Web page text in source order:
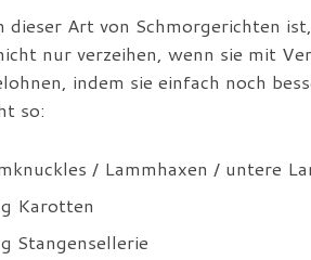
dieser Art von Schmorgerichten
nur verzeihen, wenn sie mit
indem sie einfach noch
so:
/ Lammhaxen / untere
Karotten
Stangensellerie